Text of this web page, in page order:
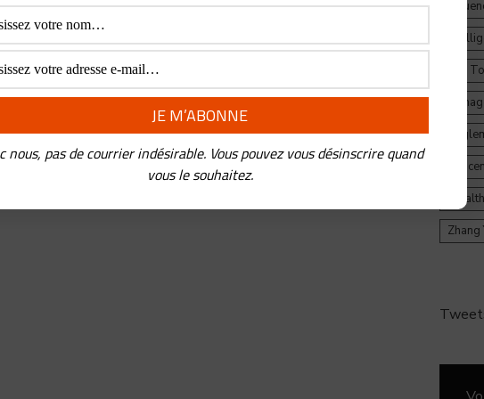
Jinri
Zhang
nous, pas de courrier indésirable. Vous pouvez vous désinscrire quand
vous le souhaitez.